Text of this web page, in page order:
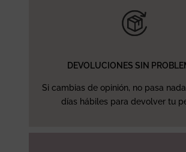
DEVOLUCIONES SIN
Si cambias de opinión, no pasa
días hábiles para devolver tu